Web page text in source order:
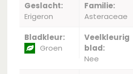
Geslacht:
Erigeron
Familie:
Asteraceae
Bladkleur:
Groen
Veelkleurig
blad:
Nee